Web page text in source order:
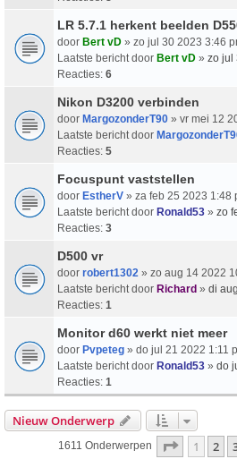
LR 5.7.1 herkent beelden
door Bert vD » zo jul 30 2023 3:46
Laatste bericht door Bert vD » zo jul
Reacties: 6
Nikon D3200 verbinden
door MargozonderT90 » vr mei 12
Laatste bericht door
Reacties: 5
Focuspunt vaststellen
door EstherV » za feb 25 2023 1:48
Laatste bericht door Ronald53 » zo
Reacties: 3
D500 vr
door robert1302 » zo aug 14 2022
Laatste bericht door Richard » di
Reacties: 1
Monitor d60 werkt niet meer
door Pvpeteg » do jul 21 2022 1:11
Laatste bericht door Ronald53 » do
Reacties: 1
Nieuw Onderwerp
1611 Onderwerpen Pagina
1 2